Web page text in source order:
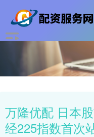
万隆优配 日本
经225指数首次